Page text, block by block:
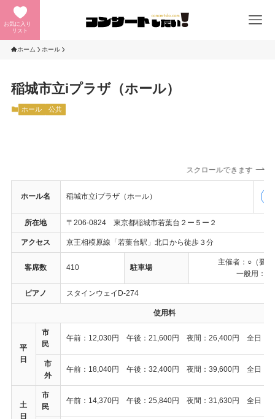
お気に入り
リスト
ホーム ホール
稲城市立iプラザ（ホール）
ホール 公共
スクロールできます
ホール名 稲城市立iプラザ（ホール）
所在地 〒206-0824 東京都稲城市若葉台２ー５ー２
アクセス 京王相模原線「若葉台駅」北口から徒歩３分
客席数 410 駐車場
主催者：○（要
一般用：×
ピアノ スタインウェイD-274
使用料
平
日
市
民
午前：12,030円 午後：21,600円 夜間：26,400円 全日：
市
外
午前：18,040円 午後：32,400円 夜間：39,600円 全日：
土
日
市
民
午前：14,370円 午後：25,840円 夜間：31,630円 全日：